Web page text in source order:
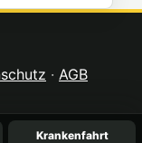
· AGB
Krankenfahrt